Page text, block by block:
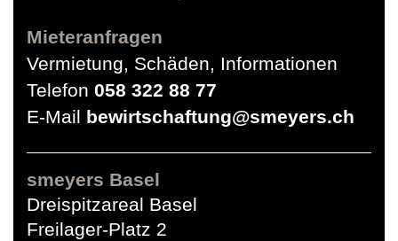
Mieteranfragen
Vermietung, Schäden, Informationen
Telefon 058 322 88 77
E-Mail bewirtschaftung@smeyers.ch
smeyers Basel
Dreispitzareal Basel
Freilager-Platz 2